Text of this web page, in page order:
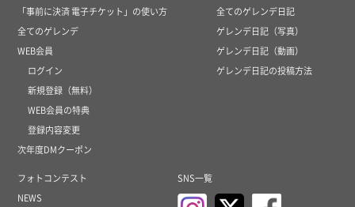
「事前に決済 電子チケット」の使い方
全てのゲレンデ
WEB会員
ログイン
新規登録（無料）
WEB会員の特典
登録内容変更
次年度DMクーポン
全てのゲレンデ日記
ゲレンデ日記（写真）
ゲレンデ日記（動画）
ゲレンデ日記の投稿方法
フォトコンテスト
NEWS
SNS一覧